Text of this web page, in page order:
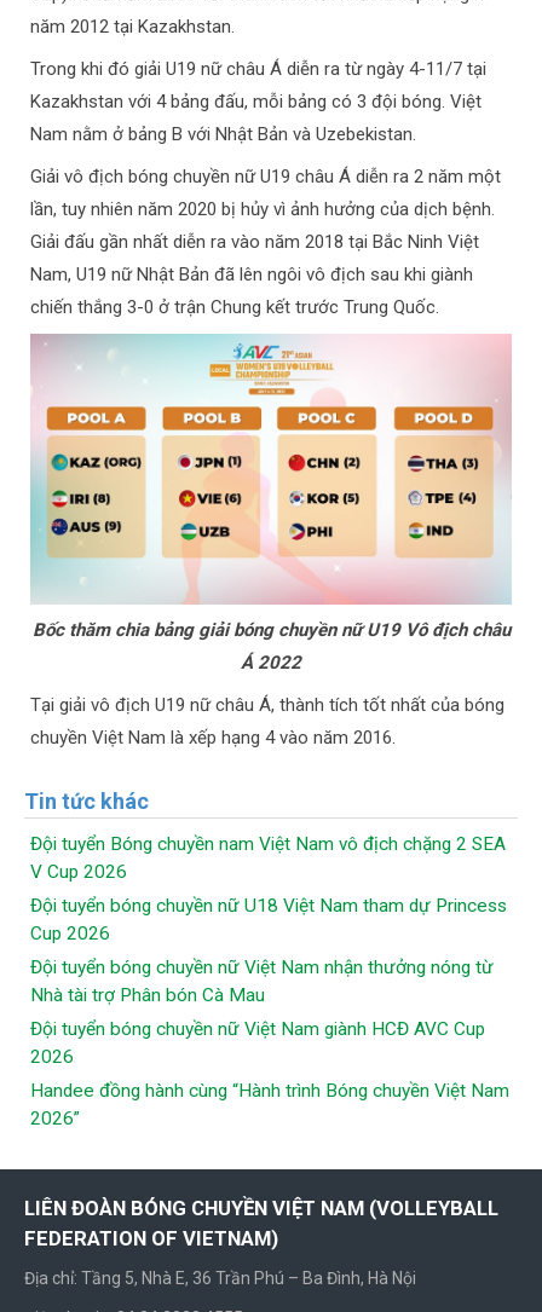
năm 2012 tại Kazakhstan.
Trong khi đó giải U19 nữ châu Á diễn ra từ ngày 4-11/7 tại
Kazakhstan với 4 bảng đấu, mỗi bảng có 3 đội bóng. Việt
Nam nằm ở bảng B với Nhật Bản và Uzebekistan.
Giải vô địch bóng chuyền nữ U19 châu Á diễn ra 2 năm một
lần, tuy nhiên năm 2020 bị hủy vì ảnh hưởng của dịch bệnh.
Giải đấu gần nhất diễn ra vào năm 2018 tại Bắc Ninh Việt
Nam, U19 nữ Nhật Bản đã lên ngôi vô địch sau khi giành
chiến thắng 3-0 ở trận Chung kết trước Trung Quốc.
Bốc thăm chia bảng giải bóng chuyền nữ U19 Vô địch châu
Á 2022
Tại giải vô địch U19 nữ châu Á, thành tích tốt nhất của bóng
chuyền Việt Nam là xếp hạng 4 vào năm 2016.
Tin tức khác
Đội tuyển Bóng chuyền nam Việt Nam vô địch chặng 2 SEA
V Cup 2026
Đội tuyển bóng chuyền nữ U18 Việt Nam tham dự Princess
Cup 2026
Đội tuyển bóng chuyền nữ Việt Nam nhận thưởng nóng từ
Nhà tài trợ Phân bón Cà Mau
Đội tuyển bóng chuyền nữ Việt Nam giành HCĐ AVC Cup
2026
Handee đồng hành cùng “Hành trình Bóng chuyền Việt Nam
2026”
LIÊN ĐOÀN BÓNG CHUYỀN VIỆT NAM (VOLLEYBALL
FEDERATION OF VIETNAM)
Địa chỉ: Tầng 5, Nhà E, 36 Trần Phú – Ba Đình, Hà Nội